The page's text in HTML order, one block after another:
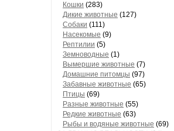
Кошки (283)
Дикие животные (127)
Собаки (111)
Насекомые (9)
Рептилии (5)
Земноводные (1)
Вымершие животные (7)
Домашние питомцы (97)
Забавные животные (65)
Птицы (69)
Разные животные (55)
Редкие животные (63)
Рыбы и водяные животные (69)